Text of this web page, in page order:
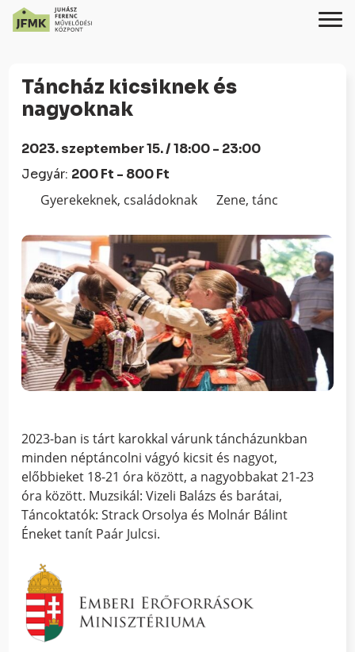
Content
navigációhoz
Táncház kicsiknek és
nagyoknak
2023. szeptember 15. / 18:00 - 23:00
Jegyár: 200 Ft - 800 Ft
Gyerekeknek, családoknak Zene, tánc
2023-ban is tárt karokkal várunk táncházunkban
minden néptáncolni vágyó kicsit és nagyot,
előbbieket 18-21 óra között, a nagyobbakat 21-23
óra között. Muzsikál: Vizeli Balázs és barátai,
Táncoktatók: Strack Orsolya és Molnár Bálint
Éneket tanít Paár Julcsi.